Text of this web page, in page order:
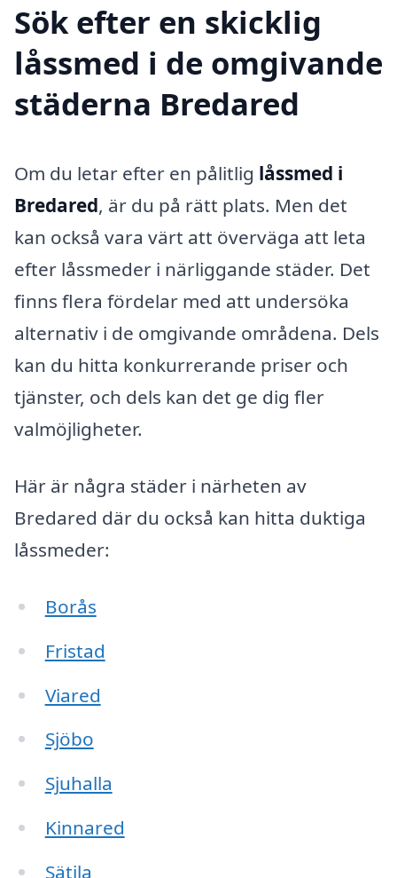
Sök efter en skicklig
låssmed i de omgivande
städerna Bredared
Om du letar efter en pålitlig låssmed i
Bredared, är du på rätt plats. Men det
kan också vara värt att överväga att leta
efter låssmeder i närliggande städer. Det
finns flera fördelar med att undersöka
alternativ i de omgivande områdena. Dels
kan du hitta konkurrerande priser och
tjänster, och dels kan det ge dig fler
valmöjligheter.
Här är några städer i närheten av
Bredared där du också kan hitta duktiga
låssmeder:
Borås
Fristad
Viared
Sjöbo
Sjuhalla
Kinnared
Sätila